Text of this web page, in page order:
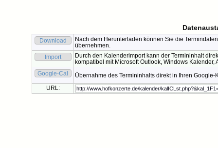
Download
Nach dem Herunterladen können Sie die
übernehmen.
Import
Durch den Kalenderimport kann der Termininhalt
kompatibel mit Microsoft Outlook, Windows
Google-Cal
Übernahme des Termininhalts direkt in Ihren Google-
URL: